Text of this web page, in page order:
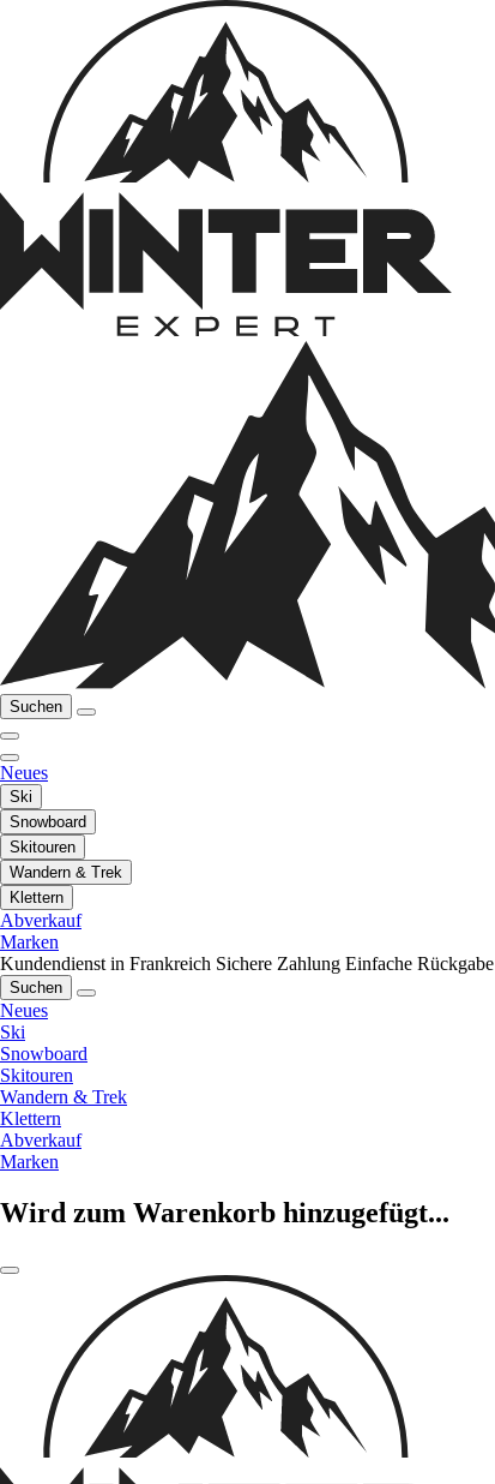
Suchen
Neues
Ski
Snowboard
Skitouren
Wandern & Trek
Klettern
Abverkauf
Marken
Kundendienst in Frankreich Sichere Zahlung Einfache Rückgabe
Suchen
Neues
Ski
Snowboard
Skitouren
Wandern & Trek
Klettern
Abverkauf
Marken
Wird zum Warenkorb hinzugefügt...